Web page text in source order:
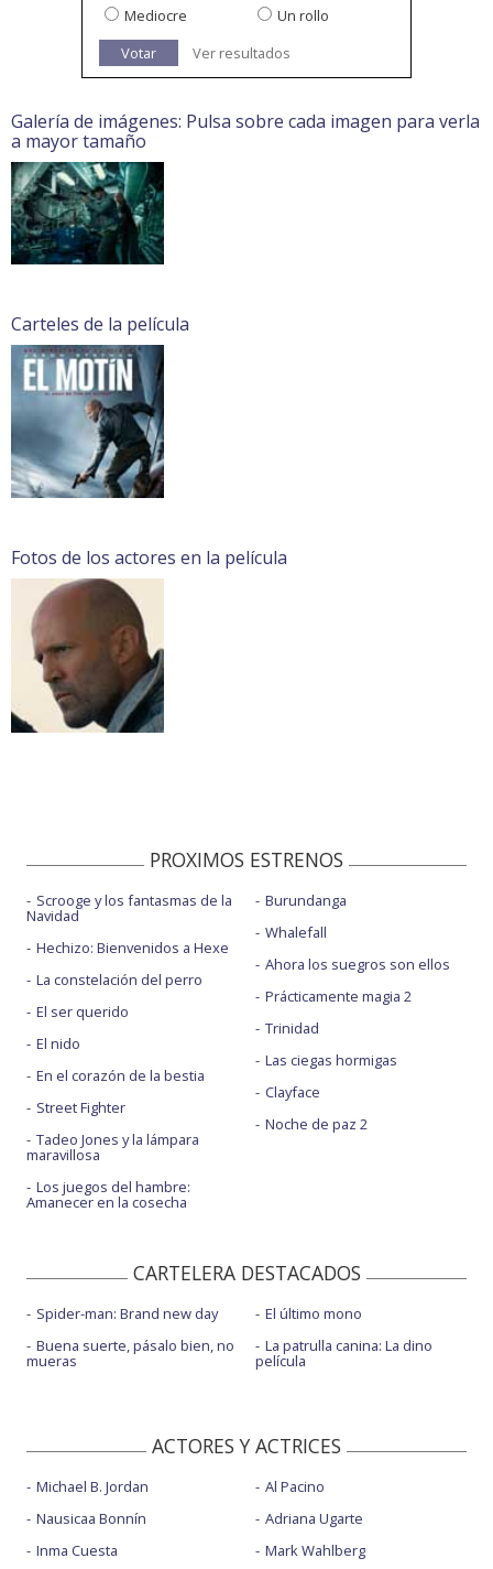
Mediocre
Un rollo
Votar
Ver resultados
Galería de imágenes: Pulsa sobre cada imagen para verla
a mayor tamaño
Carteles de la película
Fotos de los actores en la película
PROXIMOS ESTRENOS
Scrooge y los fantasmas de la
Navidad
Hechizo: Bienvenidos a Hexe
La constelación del perro
El ser querido
El nido
En el corazón de la bestia
Street Fighter
Tadeo Jones y la lámpara
maravillosa
Los juegos del hambre:
Amanecer en la cosecha
Burundanga
Whalefall
Ahora los suegros son ellos
Prácticamente magia 2
Trinidad
Las ciegas hormigas
Clayface
Noche de paz 2
CARTELERA DESTACADOS
Spider-man: Brand new day
Buena suerte, pásalo bien, no
mueras
El último mono
La patrulla canina: La dino
película
ACTORES Y ACTRICES
Michael B. Jordan
Nausicaa Bonnín
Inma Cuesta
Al Pacino
Adriana Ugarte
Mark Wahlberg